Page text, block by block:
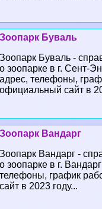
Зоопарк Буваль
Зоопарк Буваль -
о зоопарке в г. Сент-
адрес, телефоны,
официальный сайт в
Зоопарк Вандарг
Зоопарк Вандарг -
о зоопарке в г.
телефоны, график
сайт в 2023 году...